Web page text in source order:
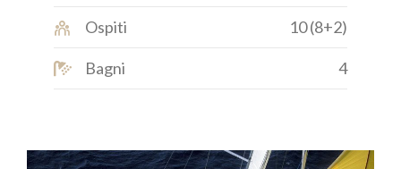
Ospiti 10 (8+2)
Bagni 4